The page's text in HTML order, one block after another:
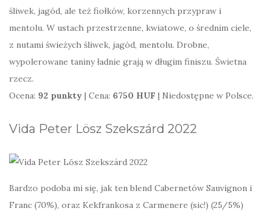
śliwek, jagód, ale też fiołków, korzennych przypraw i
mentolu. W ustach przestrzenne, kwiatowe, o średnim ciele,
z nutami świeżych śliwek, jagód, mentolu. Drobne,
wypolerowane taniny ładnie grają w długim finiszu. Świetna
rzecz.
Ocena: 92 punkty | Cena: 6750 HUF | Niedostępne w Polsce.
Vida Peter Lösz Szekszárd 2022
Bardzo podoba mi się, jak ten blend Cabernetów Sauvignon i
Franc (70%), oraz Kekfrankosa z Carmenere (sic!) (25/5%)